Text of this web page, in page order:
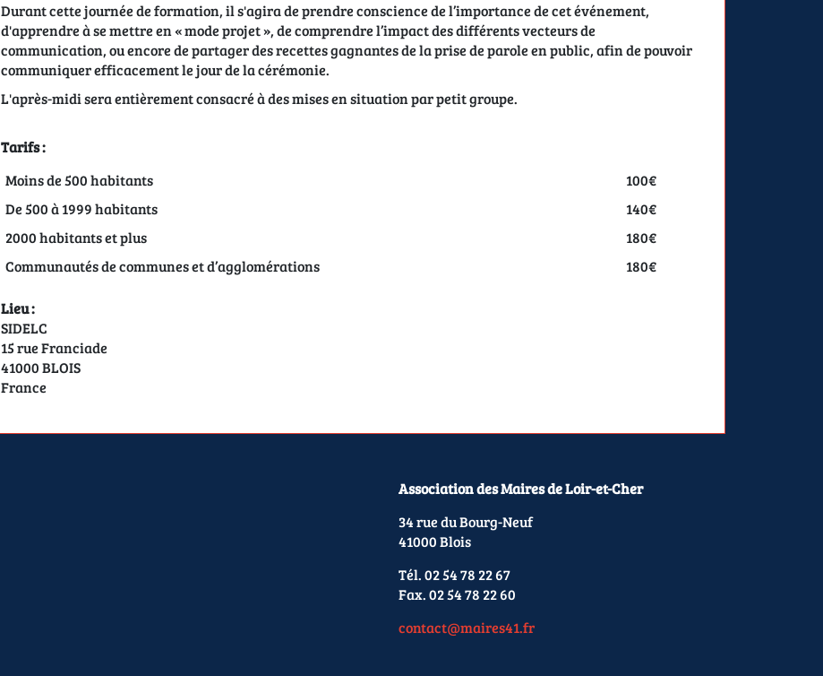
Durant cette journée de formation, il s'agira de prendre conscience de l’importance de cet événement,
d'apprendre à se mettre en « mode projet », de comprendre l’impact des différents vecteurs de
communication, ou encore de partager des recettes gagnantes de la prise de parole en public, afin de pouvoir
communiquer efficacement le jour de la cérémonie.
L'après-midi sera entièrement consacré à des mises en situation par petit groupe.
Tarifs :
Moins de 500 habitants
100€
De 500 à 1999 habitants
140€
2000 habitants et plus
180€
Communautés de communes et d’agglomérations
180€
Lieu :
SIDELC
15 rue Franciade
41000 BLOIS
France
Association des Maires de Loir-et-Cher
34 rue du Bourg-Neuf
41000 Blois
Tél. 02 54 78 22 67
Fax. 02 54 78 22 60
contact@maires41.fr